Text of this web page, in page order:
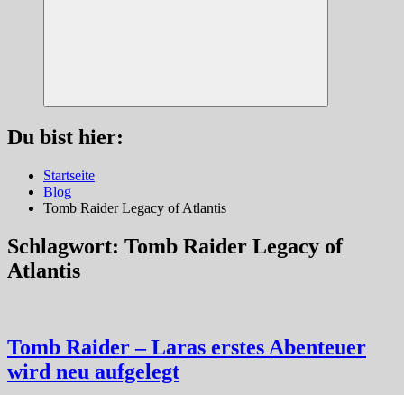
Suchen
Du bist hier:
Startseite
Blog
Tomb Raider Legacy of Atlantis
Schlagwort: Tomb Raider Legacy of
Atlantis
Tomb Raider – Laras erstes Abenteuer
wird neu aufgelegt